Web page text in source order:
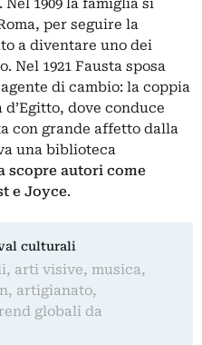
1909 la famiglia si
per seguire la
a diventare uno dei
Nel 1921 Fausta sposa
di cambio: la coppia
dove conduce
con grande affetto dalla
una biblioteca
scopre autori come
e Joyce.
culturali
arti visive, musica,
artigianato,
globali da